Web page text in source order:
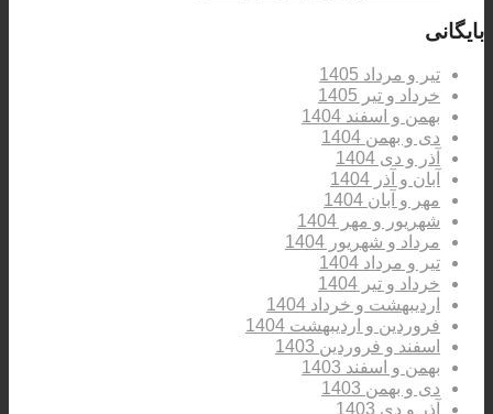
بایگانی
تیر و مرداد 1405
خرداد و تیر 1405
بهمن و اسفند 1404
دی و بهمن 1404
آذر و دی 1404
آبان و آذر 1404
مهر و آبان 1404
شهریور و مهر 1404
مرداد و شهریور 1404
تیر و مرداد 1404
خرداد و تیر 1404
اردیبهشت و خرداد 1404
فروردین و اردیبهشت 1404
اسفند و فروردین 1403
بهمن و اسفند 1403
دی و بهمن 1403
آذر و دی 1403